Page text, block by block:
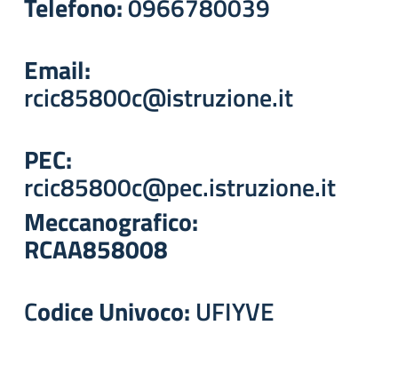
Email:
rcic85800c@istruzione.it
PEC:
rcic85800c@pec.istruzione.it
Meccanografico:
RCAA858008
Codice Univoco: UFIYVE